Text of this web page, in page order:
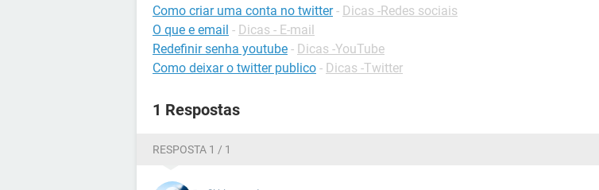
Como criar uma conta no twitter - Dicas -Redes sociais
O que e email - Dicas - E-mail
Redefinir senha youtube - Dicas -YouTube
Como deixar o twitter publico - Dicas -Twitter
1 Respostas
RESPOSTA 1 / 1